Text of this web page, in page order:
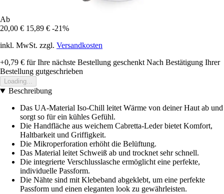
Ab
20,00 € 15,89 € -21%
inkl. MwSt. zzgl. Versandkosten
+0,79 € für Ihre nächste Bestellung geschenkt Nach Bestätigung Ihrer
Bestellung gutgeschrieben
Loading...
Beschreibung
Das UA-Material Iso-Chill leitet Wärme von deiner Haut ab und
sorgt so für ein kühles Gefühl.
Die Handfläche aus weichem Cabretta-Leder bietet Komfort,
Haltbarkeit und Griffigkeit.
Die Mikroperforation erhöht die Belüftung.
Das Material leitet Schweiß ab und trocknet sehr schnell.
Die integrierte Verschlusslasche ermöglicht eine perfekte,
individuelle Passform.
Die Nähte sind mit Klebeband abgeklebt, um eine perfekte
Passform und einen eleganten look zu gewährleisten.